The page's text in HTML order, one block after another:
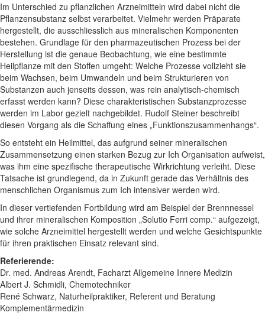
Im Unterschied zu pflanzlichen Arzneimitteln wird dabei nicht die
Pflanzensubstanz selbst verarbeitet. Vielmehr werden Präparate
hergestellt, die ausschliesslich aus mineralischen Komponenten
bestehen. Grundlage für den pharmazeutischen Prozess bei der
Herstellung ist die genaue Beobachtung, wie eine bestimmte
Heilpflanze mit den Stoffen umgeht: Welche Prozesse vollzieht sie
beim Wachsen, beim Umwandeln und beim Strukturieren von
Substanzen auch jenseits dessen, was rein analytisch-chemisch
erfasst werden kann? Diese charakteristischen Substanzprozesse
werden im Labor gezielt nachgebildet. Rudolf Steiner beschreibt
diesen Vorgang als die Schaffung eines „Funktionszusammenhangs“.
So entsteht ein Heilmittel, das aufgrund seiner mineralischen
Zusammensetzung einen starken Bezug zur Ich Organisation aufweist,
was ihm eine spezifische therapeutische Wirkrichtung verleiht. Diese
Tatsache ist grundlegend, da in Zukunft gerade das Verhältnis des
menschlichen Organismus zum Ich intensiver werden wird.
In dieser vertiefenden Fortbildung wird am Beispiel der Brennnessel
und ihrer mineralischen Komposition „Solutio Ferri comp.“ aufgezeigt,
wie solche Arzneimittel hergestellt werden und welche Gesichtspunkte
für ihren praktischen Einsatz relevant sind.
Referierende:
Dr. med. Andreas Arendt, Facharzt Allgemeine Innere Medizin
Albert J. Schmidli, Chemotechniker
René Schwarz, Naturheilpraktiker, Referent und Beratung
Komplementärmedizin